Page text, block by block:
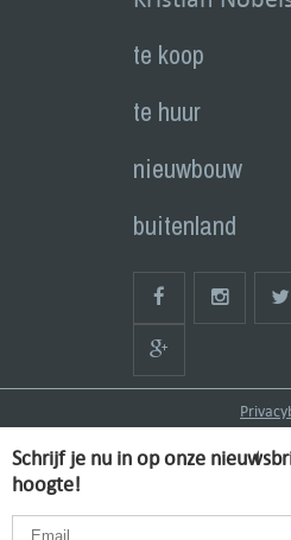
te koop
te huur
nieuwbouw
buitenland
Schrijf je nu in op onze
hoogte!